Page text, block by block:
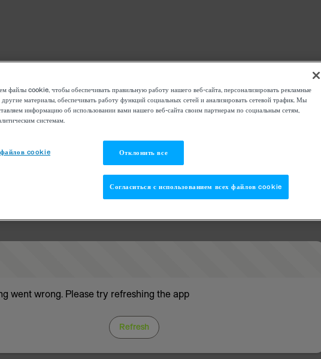
went wrong. Please try refreshing the app
Refresh
файлы cookie, чтобы обеспечивать правильную работу нашего веб-сайта, персонализировать рекламные
другие материалы, обеспечивать работу функций социальных сетей и анализировать сетевой трафик. Мы
информацию об использовании вами нашего веб-сайта своим партнерам по социальным сетям,
системам.
cookie Отклонить все
Согласиться с использованием всех файлов cookie